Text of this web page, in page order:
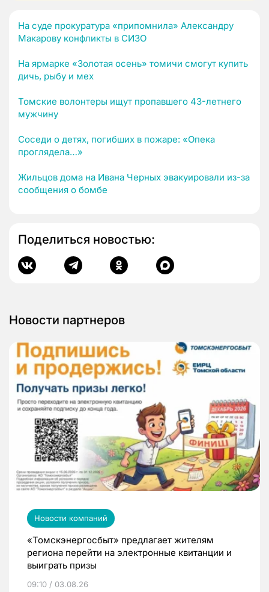
На суде прокуратура «припомнила» Александру
Макарову конфликты в СИЗО
На ярмарке «Золотая осень» томичи смогут купить
дичь, рыбу и мех
Томские волонтеры ищут пропавшего 43-летнего
мужчину
Соседи о детях, погибших в пожаре: «Опека
проглядела…»
Жильцов дома на Ивана Черных эвакуировали из-за
сообщения о бомбе
Поделиться новостью:
Новости партнеров
Новости компаний
«Томскэнергосбыт» предлагает жителям
региона перейти на электронные квитанции и
выиграть призы
09:10 / 03.08.26